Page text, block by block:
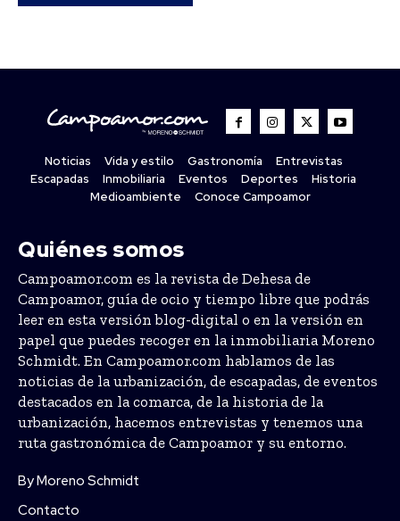
Noticias Vida y estilo Gastronomía
Entrevistas
Escapadas
Inmobiliaria Eventos Deportes
Historia
Medioambiente
Conoce Campoamor
Quiénes somos
Campoamor.com es la revista de Dehesa de
Campoamor, guía de ocio y tiempo libre que podrás
leer en esta versión blog-digital o en la versión en
papel que puedes recoger en la inmobiliaria Moreno
Schmidt. En Campoamor.com hablamos de las
noticias de la urbanización, de escapadas, de eventos
destacados en la comarca, de la historia de la
urbanización, hacemos entrevistas y tenemos una
ruta gastronómica de Campoamor y su entorno.
By Moreno Schmidt
Contacto